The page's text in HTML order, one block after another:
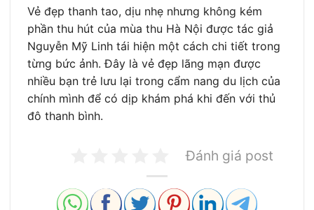
Vẻ đẹp thanh tao, dịu nhẹ nhưng không kém
phần thu hút của mùa thu Hà Nội được tác giả
Nguyễn Mỹ Linh tái hiện một cách chi tiết trong
từng bức ảnh. Đây là vẻ đẹp lãng mạn được
nhiều bạn trẻ lưu lại trong cẩm nang du lịch của
chính mình để có dịp khám phá khi đến với thủ
đô thanh bình.
Đánh giá post